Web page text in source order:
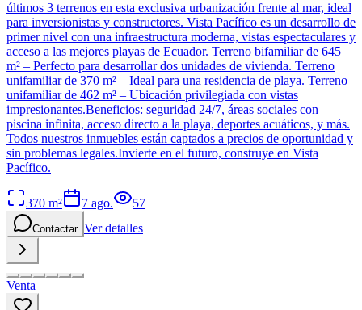
últimos 3 terrenos en esta exclusiva urbanización frente al mar, ideal
para inversionistas y constructores. Vista Pacífico es un desarrollo de
primer nivel con una infraestructura moderna, vistas espectaculares y
acceso a las mejores playas de Ecuador. Terreno bifamiliar de 645
m² – Perfecto para desarrollar dos unidades de vivienda. Terreno
unifamiliar de 370 m² – Ideal para una residencia de playa. Terreno
unifamiliar de 462 m² – Ubicación privilegiada con vistas
impresionantes.Beneficios: seguridad 24/7, áreas sociales con
piscina infinita, acceso directo a la playa, deportes acuáticos, y más.
Todos nuestros inmuebles están captados a precios de oportunidad y
sin problemas legales.Invierte en el futuro, construye en Vista
Pacífico.
370 m² 7 ago. 57
Contactar Ver detalles
Venta